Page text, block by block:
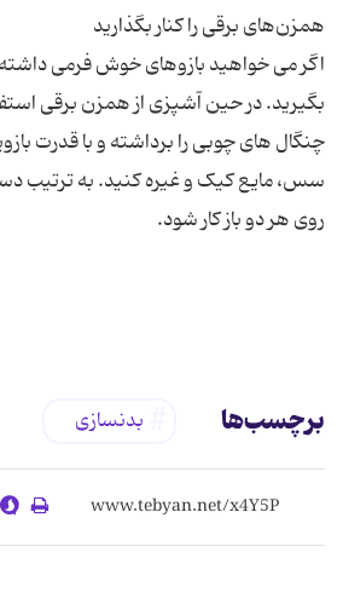
اگر می خواهید بازوهای خوش فرمی داشته
بگیرید. در حین آشپزی از همزن برقی
چنگال های چوبی را برداشته و با قدرت
سس، مایع کیک و غیره کنید. به ترتیب
برچسب‌ها بدنسازی